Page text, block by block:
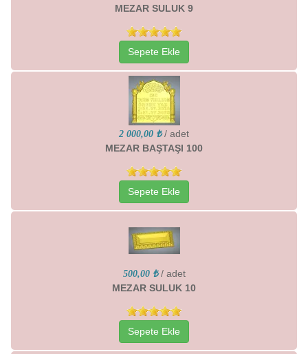
MEZAR SULUK 9
Sepete Ekle
2 000,00 ₺ / adet
MEZAR BAŞTAŞI 100
Sepete Ekle
500,00 ₺ / adet
MEZAR SULUK 10
Sepete Ekle